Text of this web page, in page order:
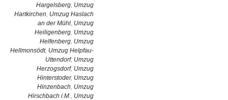
Hargelsberg, Umzug
Hartkirchen, Umzug Haslach
an der Mühl, Umzug
Heiligenberg, Umzug
Helfenberg, Umzug
Hellmonsödt, Umzug Helpfau-
Uttendorf, Umzug
Herzogsdorf, Umzug
Hinterstoder, Umzug
Hinzenbach, Umzug
Hirschbach i.M., Umzug